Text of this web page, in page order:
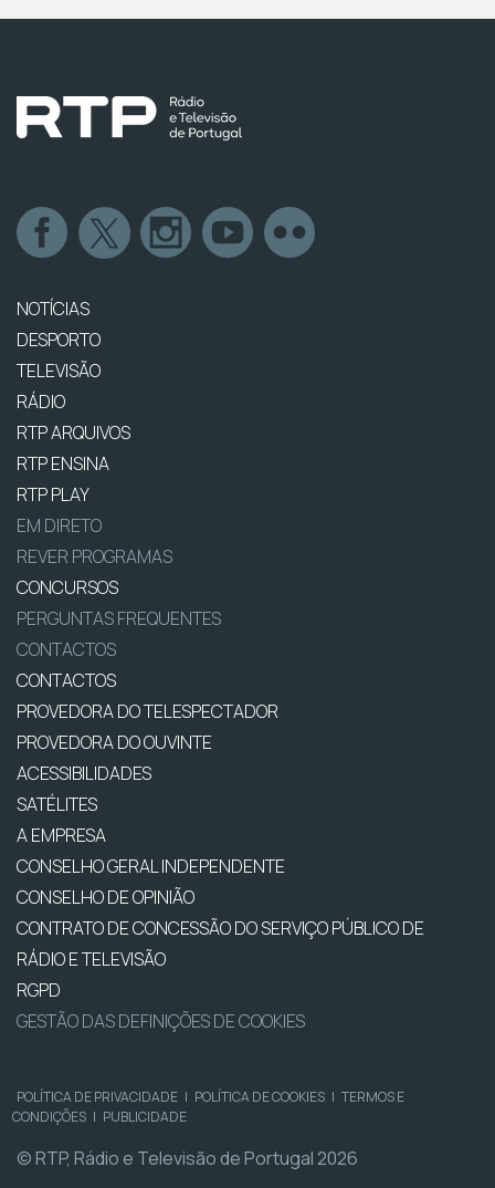
NOTÍCIAS
DESPORTO
TELEVISÃO
RÁDIO
RTP ARQUIVOS
RTP ENSINA
RTP PLAY
EM DIRETO
REVER PROGRAMAS
CONCURSOS
PERGUNTAS FREQUENTES
CONTACTOS
CONTACTOS
PROVEDORA DO TELESPECTADOR
PROVEDORA DO OUVINTE
ACESSIBILIDADES
SATÉLITES
A EMPRESA
CONSELHO GERAL INDEPENDENTE
CONSELHO DE OPINIÃO
CONTRATO DE CONCESSÃO DO SERVIÇO PÚBLICO DE
RÁDIO E TELEVISÃO
RGPD
GESTÃO DAS DEFINIÇÕES DE COOKIES
POLÍTICA DE PRIVACIDADE | POLÍTICA DE COOKIES | TERMOS E
CONDIÇÕES | PUBLICIDADE
© RTP, Rádio e Televisão de Portugal 2026